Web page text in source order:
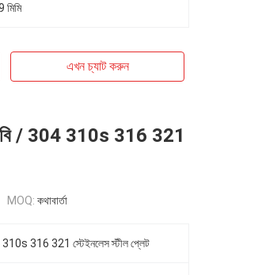
এখন চ্যাট করুন
/ 304 310s 316 321
MOQ: কথাবার্তা
316 321 স্টেইনলেস স্টীল প্লেট